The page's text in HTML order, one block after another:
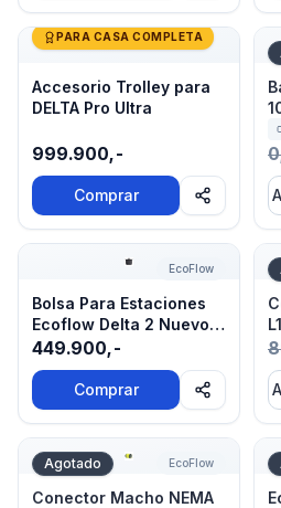
Accesorio Trolley para DELTA
PARA CASA COMPLETA
Accesorio Trolley para
DELTA Pro Ultra
999.900,-
Comprar
Bolsa Para Estaciones Ecoflow
EcoFlow
Bolsa Para Estaciones
Ecoflow Delta 2 Nuevo
Modelo
449.900,-
Comprar
Conector Macho NEMA TT-
Agotado EcoFlow
Conector Macho NEMA